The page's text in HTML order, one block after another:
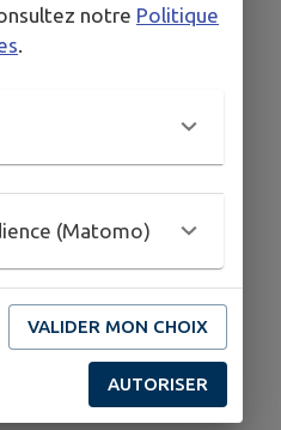
notre Politique
(Matomo)
VALIDER MON CHOIX
AUTORISER